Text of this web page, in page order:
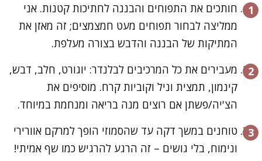
חותכים את התפוחים והבננה לחתיכות קטנות. אני
ממליצה לבחור תפוחים מעט חמצמצים; זה מאזן את
המתיקות של הבננה והדבש בצורה מעלפת.
מעבירים את כל המרכיבים לבלנדר: יוגורט, חלב, דבש,
קינמון, תמצית וניל וקוביות קרח. מוסיפים את
הצ'יה/פשתן אם רוצים מנה בריאה ומנחמת במיוחד.
טוחנים במשך דקה עד שהסמוזי הופך למרקם אוורירי
ונימוח, בלי גושים – זה הרגע להרגיש כמו שף אמיתי!